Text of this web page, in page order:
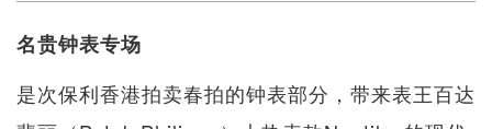
名贵钟表专场
是次保利香港拍卖春拍的钟表部分，带来表王百达